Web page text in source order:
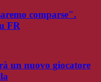
comparse".
FR
un nuovo giocatore